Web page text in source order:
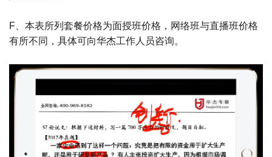
F、本表所列套餐价格为面授班价格，网络班与直播班价格
有所不同，具体可向华杰工作人员咨询。